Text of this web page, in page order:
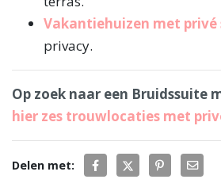
Vakantiehuizen met privé
privacy.
Op zoek naar een Bruidssuite
hier zes trouwlocaties met
Delen met: